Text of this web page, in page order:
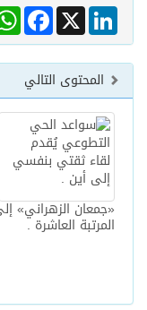
Share
WhatsAppFacebook
التالي
ترقية
الزهراني» إلى
العاشرة .